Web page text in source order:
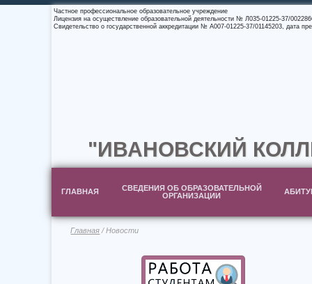
Частное профессиональное образовательное учреждение
Лицензия на осуществление образовательной деятельности № Л035-01225-37/
Свидетельство о государственной аккредитации № А007-01225-37/01145203, дата
"ИВАНОВСКИЙ
ГЛАВНАЯ
СВЕДЕНИЯ ОБ ОБРАЗОВАТЕЛЬНОЙ
ОРГАНИЗАЦИИ
Главная / Новости